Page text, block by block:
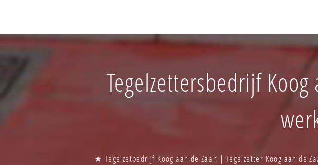
Tegelzettersbedrijf
★ Tegelzetbedrijf Koog aan de Zaan | Tegelzetter Koog aan de